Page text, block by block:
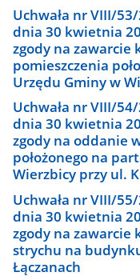
Uchwała nr VIII/
dnia 30 kwietnia
zgody na
pomieszczenia
Urzędu Gminy w
Uchwała nr VIII/
dnia 30 kwietnia
zgody na oddanie
położonego na
Wierzbicy przy ul.
Uchwała nr VIII/
dnia 30 kwietnia
zgody na zawarcie
strychu na
Łączanach